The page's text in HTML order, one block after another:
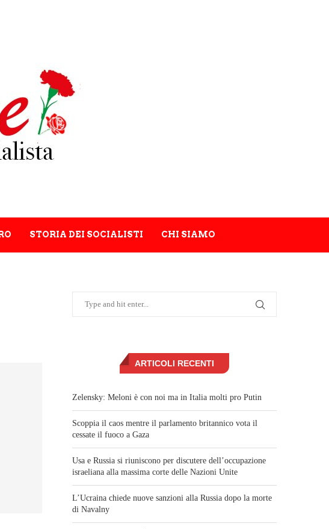
STORIA DEI SOCIALISTI CHI SIAMO
ARTICOLI RECENTI
Zelensky: Meloni è con noi ma in Italia molti pro Putin
Scoppia il caos mentre il parlamento britannico vota il
cessate il fuoco a Gaza
Usa e Russia si riuniscono per discutere dell’occupazione
israeliana alla massima corte delle Nazioni Unite
L’Ucraina chiede nuove sanzioni alla Russia dopo la morte
di Navalny